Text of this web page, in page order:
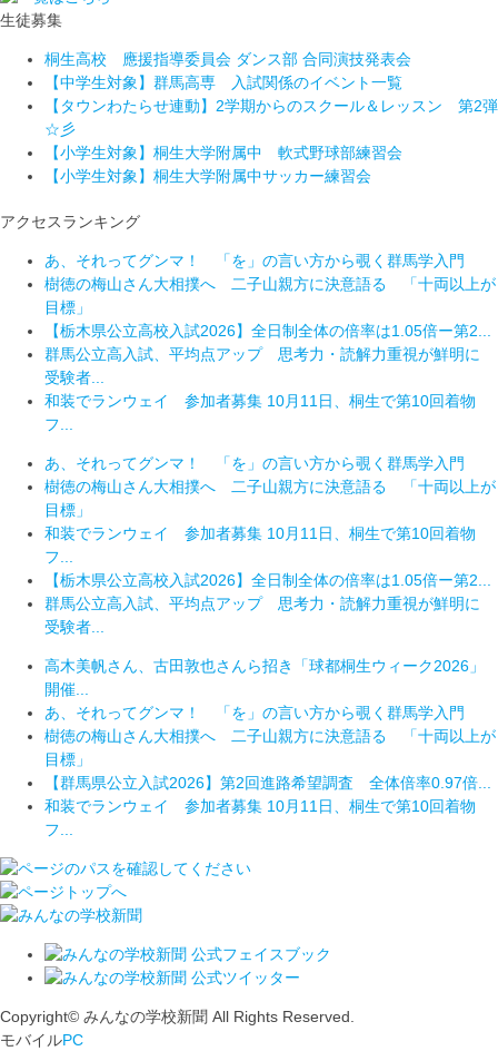
生徒募集
桐生高校 應援指導委員会 ダンス部 合同演技発表会
【中学生対象】群馬高専 入試関係のイベント一覧
【タウンわたらせ連動】2学期からのスクール＆レッスン 第2弾
☆彡
【小学生対象】桐生大学附属中 軟式野球部練習会
【小学生対象】桐生大学附属中サッカー練習会
アクセスランキング
あ、それってグンマ！ 「を」の言い方から覗く群馬学入門
樹徳の梅山さん大相撲へ 二子山親方に決意語る 「十両以上が
目標」
【栃木県公立高校入試2026】全日制全体の倍率は1.05倍ー第2...
群馬公立高入試、平均点アップ 思考力・読解力重視が鮮明に
受験者...
和装でランウェイ 参加者募集 10月11日、桐生で第10回着物
フ...
あ、それってグンマ！ 「を」の言い方から覗く群馬学入門
樹徳の梅山さん大相撲へ 二子山親方に決意語る 「十両以上が
目標」
和装でランウェイ 参加者募集 10月11日、桐生で第10回着物
フ...
【栃木県公立高校入試2026】全日制全体の倍率は1.05倍ー第2...
群馬公立高入試、平均点アップ 思考力・読解力重視が鮮明に
受験者...
高木美帆さん、古田敦也さんら招き「球都桐生ウィーク2026」
開催...
あ、それってグンマ！ 「を」の言い方から覗く群馬学入門
樹徳の梅山さん大相撲へ 二子山親方に決意語る 「十両以上が
目標」
【群馬県公立入試2026】第2回進路希望調査 全体倍率0.97倍...
和装でランウェイ 参加者募集 10月11日、桐生で第10回着物
フ...
Copyright© みんなの学校新聞 All Rights Reserved.
モバイルPC